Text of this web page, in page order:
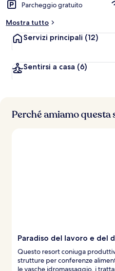
Parcheggio gratuito
Mostra tutto
Servizi principali (12)
Sentirsi a casa (6)
Perché amiamo
Paradiso del lavoro e del
Questo resort coniuga
strutture per conferenze
le vasche idromassaggio, i